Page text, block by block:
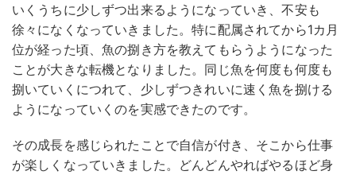
いくうちに少しずつ出来るようになっていき、不安も
徐々になくなっていきました。特に配属されてから1カ月
位が経った頃、魚の捌き方を教えてもらうようになった
ことが大きな転機となりました。同じ魚を何度も何度も
捌いていくにつれて、少しずつきれいに速く魚を捌ける
ようになっていくのを実感できたのです。
その成長を感じられたことで自信が付き、そこから仕事
が楽しくなっていきました。どんどんやればやるほど身